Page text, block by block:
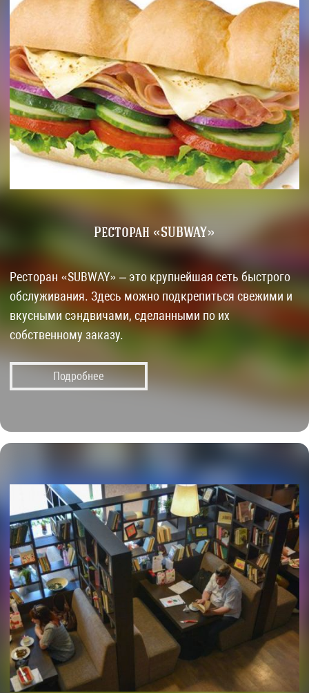
Ресторан «SUBWAY»
Ресторан «SUBWAY» – это крупнейшая сеть быстрого
обслуживания. Здесь можно подкрепиться свежими и
вкусными сэндвичами, сделанными по их
собственному заказу.
Подробнее